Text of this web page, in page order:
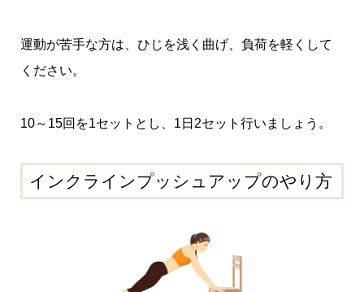
運動が苦手な方は、ひじを浅く曲げ、負荷を軽くして
ください。
10～15回を1セットとし、1日2セット行いましょう。
インクラインプッシュアップのやり方